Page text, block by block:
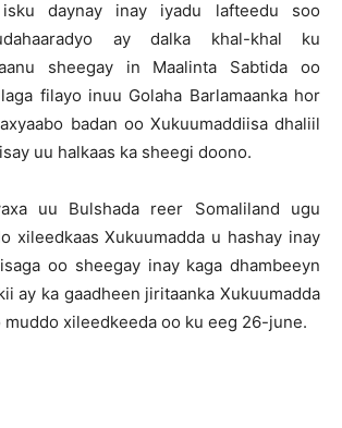
daynay inay iyadu lafteedu soo
ay dalka khal-khal ku
sheegay in Maalinta Sabtida oo
filayo inuu Golaha Barlamaanka hor
badan oo Xukuumaddiisa dhaliil
uu halkaas ka sheegi doono.
uu Bulshada reer Somaliland ugu
xileedkaas Xukuumadda u hashay inay
oo sheegay inay kaga dhambeeyn
ay ka gaadheen jiritaanka Xukuumadda
muddo xileedkeeda oo ku eeg 26-june.